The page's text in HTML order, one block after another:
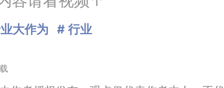
大作为 # 行业